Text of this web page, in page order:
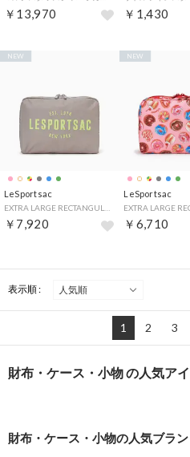
￥13,970 ￥1,430
LeSportsac
￥7,920
NEW
LeSportsac
￥6,710
NEW
表示順 :
1 2 3
財布・ケース・小物 の人気ア
財布・ケース・小物の人気ブラ